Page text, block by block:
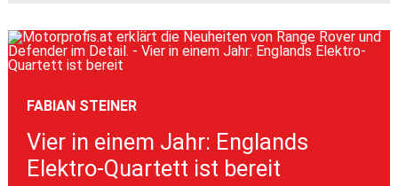
FABIAN STEINER
Vier in einem Jahr: Englands
Elektro-Quartett ist bereit